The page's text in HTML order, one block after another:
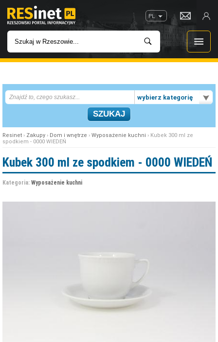
PL
INWESTYCJE
IMPREZY
W KINACH
wybierz kategorię
Resinet › Zakupy › Dom i wnętrze › Wyposażenie kuchni › Kubek 300 ml ze
spodkiem - 0000 WIEDEŃ
Kubek 300 ml ze spodkiem - 0000 WIEDEŃ
Kategoria: Wyposażenie kuchni